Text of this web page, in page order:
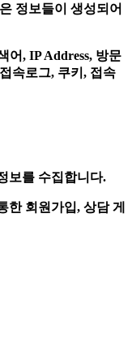
정보들이 생성되어
, IP Address, 방문
속로그, 쿠키, 접속
보를 수집합니다.
회원가입, 상담 게